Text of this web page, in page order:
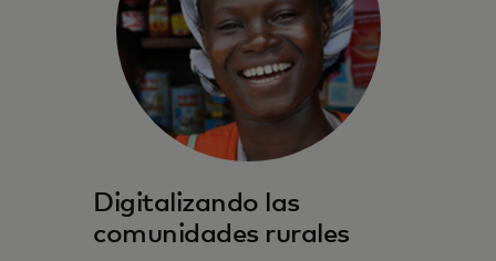
Digitalizando las
comunidades rurales